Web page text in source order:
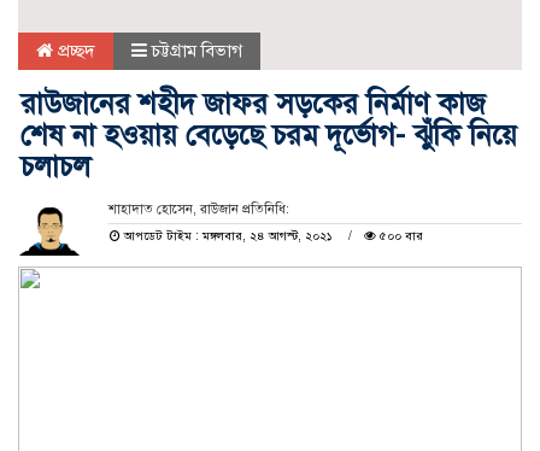
প্রচ্ছদ চট্টগ্রাম বিভাগ
রাউজানের শহীদ জাফর সড়কের নির্মাণ কাজ
শেষ না হওয়ায় বেড়েছে চরম দূর্ভোগ- ঝুঁকি নিয়ে
চলাচল
শাহাদাত হোসেন, রাউজান প্রতিনিধি:
আপডেট টাইম : মঙ্গলবার, ২৪ আগস্ট, ২০২১
৫০০ বার